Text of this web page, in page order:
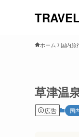
ホーム 国内旅
草津温
広告 国